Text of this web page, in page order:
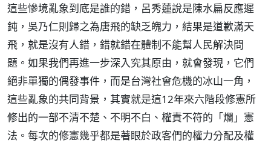
這些慘境亂象到底是誰的錯，呂秀蓮說是陳水扁反應遲
鈍，吳乃仁則歸之為唐飛的缺乏魄力，結果是道歉滿天
飛，就是沒有人錯，錯就錯在體制不能幫人民解決問
題。如果我們再進一步深入究其原由，就會發現，它們
絕非單獨的偶發事件，而是台灣社會危機的冰山一角，
這些亂象的共同背景，其實就是這12年來六階段修憲所
修出的一部不清不楚、不明不白、權責不符的「爛」憲
法。每次的修憲幾乎都是著眼於政客們的權力分配及權